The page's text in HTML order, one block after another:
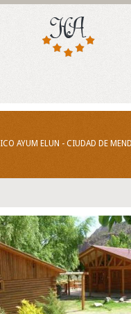
AYUM ELUN - CIUDAD DE